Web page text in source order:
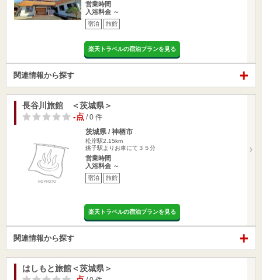
営業時間
入浴料金 ～
宿泊 旅館
楽天トラベルの宿泊プランを見る
関連情報から探す
長谷川旅館 ＜茨城県＞
-点 / 0 件
茨城県 / 神栖市
松岸駅2.15km
銚子駅よりお車にて３５分
営業時間
入浴料金 ～
宿泊 旅館
楽天トラベルの宿泊プランを見る
関連情報から探す
はしもと旅館＜茨城県＞